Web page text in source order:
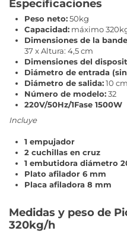
Especificaciones
Peso neto:50kg
Capacidad: máximo
Dimensiones de la
37 x Altura: 4,5 cm
Dimensiones del
Diámetro de entrada
Diámetro de salida:10 cm
Número de modelo:32
220V/50Hz/1Fase 1500W
Incluye
1 empujador
2 cuchillas en cruz
1 embutidora diámetro
Plato afilador 6 mm
Placa afiladora 8 mm
Medidas y peso de
320kg/h